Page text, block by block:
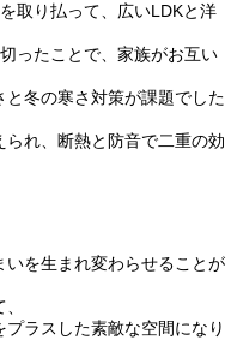
取り払って、広いLDKと洋
ったことで、家族がお互い
冬の寒さ対策が課題でした
れ、断熱と防音で二重の効
いを生まれ変わらせることが
ラスした素敵な空間になり